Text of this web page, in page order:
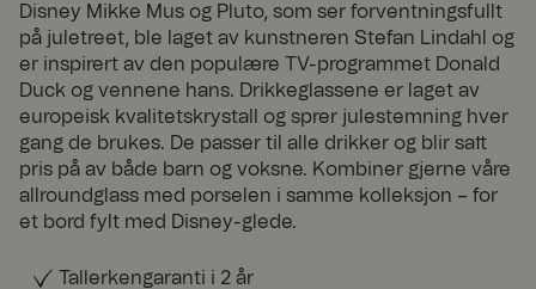
Disney Mikke Mus og Pluto, som ser forventningsfullt
på juletreet, ble laget av kunstneren Stefan Lindahl og
er inspirert av den populære TV-programmet Donald
Duck og vennene hans. Drikkeglassene er laget av
europeisk kvalitetskrystall og sprer julestemning hver
gang de brukes. De passer til alle drikker og blir satt
pris på av både barn og voksne. Kombiner gjerne våre
allroundglass med porselen i samme kolleksjon – for
et bord fylt med Disney-glede.
Tallerkengaranti i 2 år